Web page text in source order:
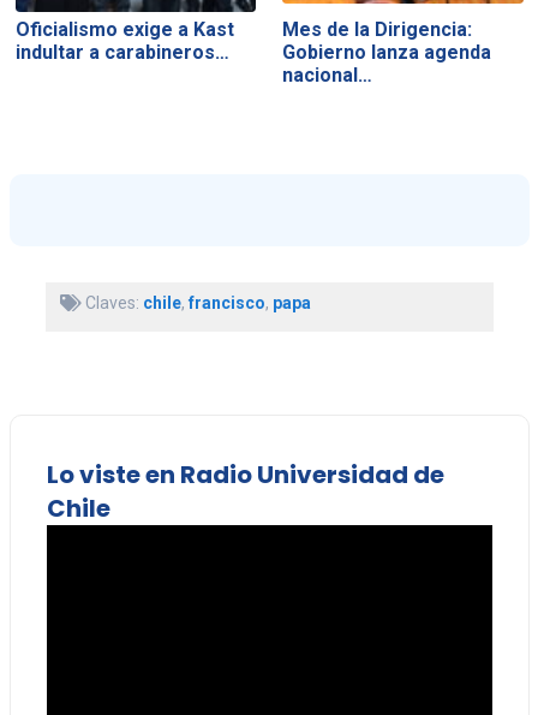
Oficialismo exige a Kast
indultar a carabineros…
Mes de la Dirigencia:
Gobierno lanza agenda
nacional…
Claves: chile,francisco, papa
Lo viste en Radio Universidad de
Chile